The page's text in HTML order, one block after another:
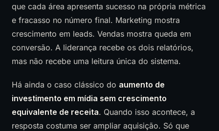
que cada área apresenta sucesso na própria métrica
e fracasso no número final. Marketing mostra
crescimento em leads. Vendas mostra queda em
conversão. A liderança recebe os dois relatórios,
mas não recebe uma leitura única do sistema.
Há ainda o caso clássico do aumento de
investimento em mídia sem crescimento
equivalente de receita. Quando isso acontece, a
resposta costuma ser ampliar aquisição. Só que